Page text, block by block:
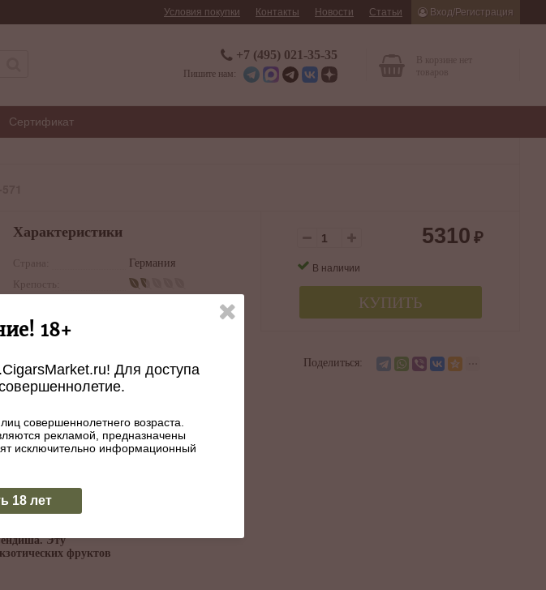
Условия покупки Контакты Новости Статьи Вход/Регистрация
В корзине нет
+7 (495) 021-35-35
Пишите нам:
Сертификат
5310 ₽
В наличии
КУПИТЬ
Характеристики
Страна:
Германия
Крепость:
Апельсин, Кленовый
Мешка:
Black Cavendish,
Нарезка:
READY RUBBED
Ароматизация:
Да
Эту
фруктов
18+
Для доступа
совершеннолетнего возраста.
рекламой, предназначены
исключительно информационный
18 лет